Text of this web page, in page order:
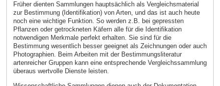
Früher dienten Sammlungen hauptsächlich als Vergleichsmaterial
zur Bestimmung (Identifikation) von Arten, und das ist auch heute
noch eine wichtige Funktion. So werden z.B. bei gepressten
Pflanzen oder getrockneten Käfern alle für die Identifikation
notwendigen Merkmale perfekt erhalten. Sie sind für die
Bestimmung wesentlich besser geeignet als Zeichnungen oder auch
Photographien. Beim Arbeiten mit der Bestimmungsliteratur
artenreicher Gruppen kann eine entsprechende Vergleichssammlung
überaus wertvolle Dienste leisten.